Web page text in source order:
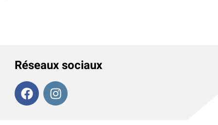
Réseaux sociaux